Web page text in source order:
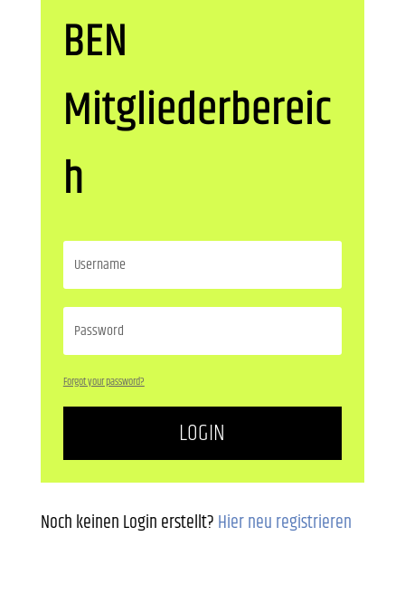
BEN
Mitgliederbereic
h
Forgot your password?
LOGIN
Noch keinen Login erstellt?Hier neu registrieren